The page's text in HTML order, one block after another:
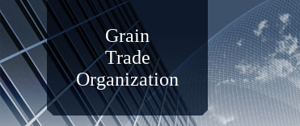
Grain
Trade
Organization